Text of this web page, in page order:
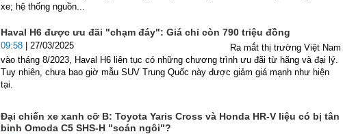
xe; hệ thống nguồn...
Haval H6 được ưu đãi "chạm đáy": Giá chỉ còn 790 triệu đồng
09:58 | 27/03/2025
Ra mắt thị trường Việt Nam
vào tháng 8/2023, Haval H6 liên tục có những chương trình ưu đãi từ hãng và đại lý.
Tuy nhiên, chưa bao giờ mẫu SUV Trung Quốc này được giảm giá mạnh như hiện
tại.
Đại chiến xe xanh cỡ B: Toyota Yaris Cross và Honda HR-V liệu có bị tân
binh Omoda C5 SHS-H "soán ngôi"?